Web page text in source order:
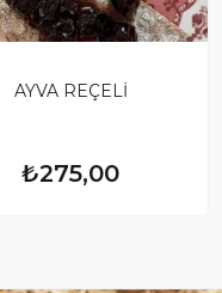
AYVA REÇELİ
₺275,00